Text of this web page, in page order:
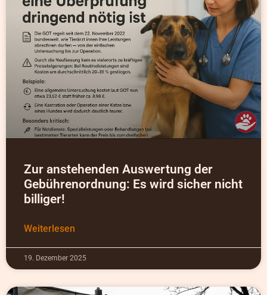
Zur anstehenden Auswertung der
Gebührenordnung: Es wird sicher nicht
billiger!
Weiterlesen
19. Dezember 2025